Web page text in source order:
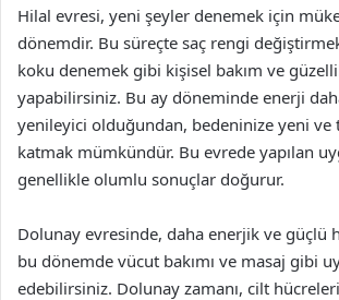
Hilal evresi, yeni şeyler denemek için
dönemdir. Bu süreçte saç rengi
koku denemek gibi kişisel bakım ve
yapabilirsiniz. Bu ay döneminde enerji
yenileyici olduğundan, bedeninize yeni ve
katmak mümkündür. Bu evrede yapılan
genellikle olumlu sonuçlar doğurur.
Dolunay evresinde, daha enerjik ve güçlü
bu dönemde vücut bakımı ve masaj gibi
edebilirsiniz. Dolunay zamanı, cilt